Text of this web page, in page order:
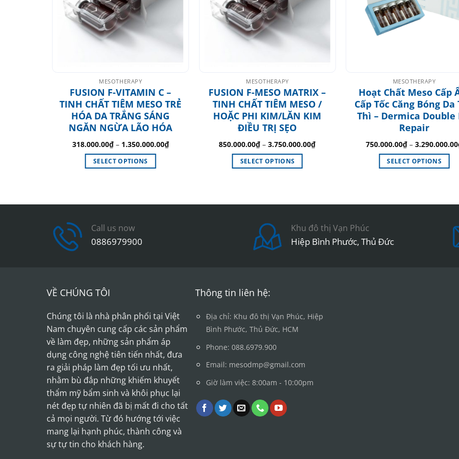
MESOTHERAPY
FUSION F-VITAMIN C –
TINH CHẤT TIÊM MESO TRẺ
HÓA DA TRẮNG SÁNG
NGĂN NGỪA LÃO HÓA
318.000.00₫– 1.350.000.00₫
SELECT OPTIONS
The
options
product
page
MESOTHERAPY
FUSION F-MESO MATRIX –
TINH CHẤT TIÊM MESO /
HOẶC PHI KIM/LĂN KIM
ĐIỀU TRỊ SẸO
850.000.00₫ –3.750.000.00₫
SELECT OPTIONS
variants.
The
options
on
product
page
MESOTHERAPY
Hoạt Chất Meso Cấp
Cấp Tốc Căng Bóng Da
Thì – Dermica Double
Repair
750.000.00₫ –3.290.000.00
SELECT OPTIONS
Call us now
0886979900
Khu đô thị Vạn Phúc
Hiệp Bình Phước, Thủ Đức
VỀ CHÚNG TÔI
Chúng tôi là nhà phân phối tại Việt
Nam chuyên cung cấp các sản phẩm
về làm đẹp, những sản phẩm áp
dụng công nghệ tiên tiến nhất, đưa
ra giải pháp làm đẹp tối ưu nhất,
nhằm bù đắp những khiếm khuyết
thẩm mỹ bẩm sinh và khôi phục lại
nét đẹp tự nhiên đã bị mất đi cho tất
cả mọi người. Từ đó hướng tới việc
mang lại hạnh phúc, thành công và
sự tự tin cho khách hàng.
Thông tin liên hệ:
Địa chỉ: Khu đô thị Vạn Phúc, Hiệp
Bình Phước, Thủ Đức, HCM
Phone: 088.6979.900
Email: mesodmp@gmail.com
Giờ làm việc: 8:00am - 10:00pm